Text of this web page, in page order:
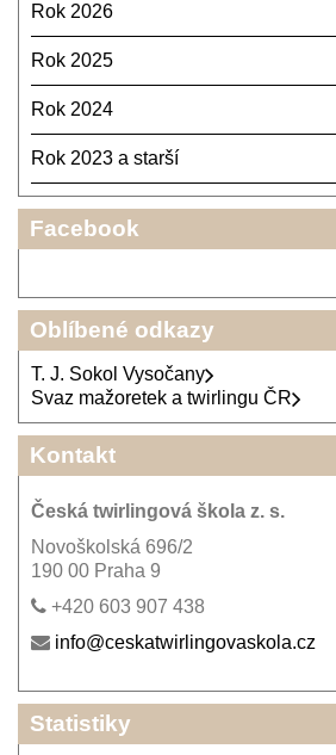
Rok 2026
Rok 2025
Rok 2024
Rok 2023 a starší
Facebook
Oblíbené odkazy
T. J. Sokol Vysočany
Svaz mažoretek a twirlingu ČR
Kontakt
Česká twirlingová škola z. s.
Novoškolská 696/2
190 00 Praha 9
+420 603 907 438
info@ceskatwirlingovaskola.cz
Statistiky